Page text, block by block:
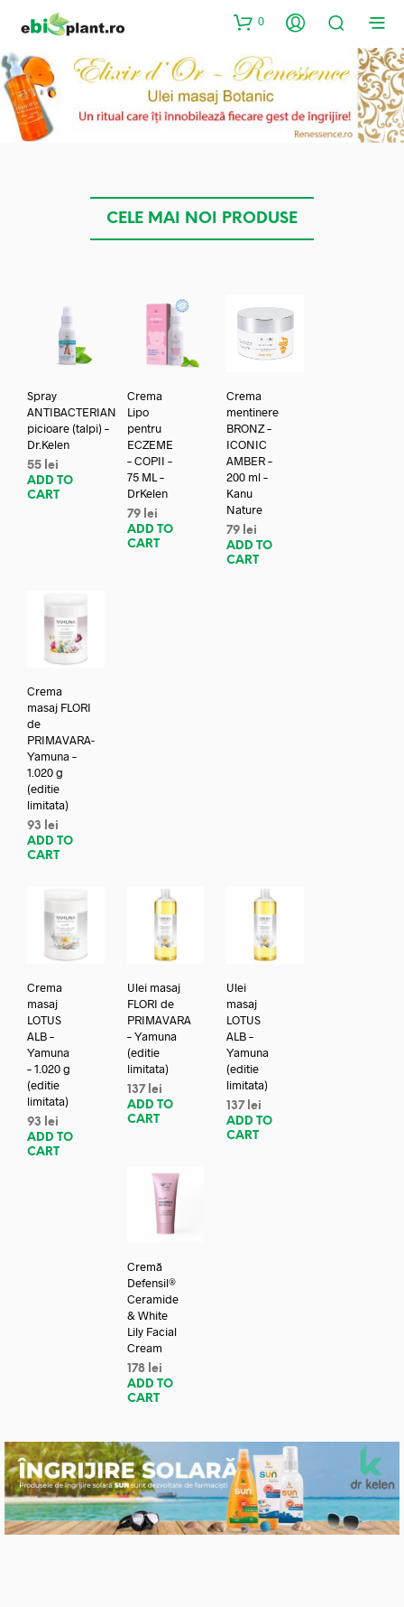
0
CELE MAI NOI PRODUSE
Spray
ANTIBACTERIAN
picioare (talpi) –
Dr.Kelen
55 lei
ADD TO
CART
Crema
Lipo
pentru
ECZEME
– COPII –
75 ML –
DrKelen
79 lei
ADD TO
CART
Crema
mentinere
BRONZ –
ICONIC
AMBER –
200 ml –
Kanu
Nature
79 lei
ADD TO
CART
Crema
masaj FLORI
de
PRIMAVARA-
Yamuna –
1.020 g
(editie
limitata)
93
lei
ADD TO
CART
Crema
masaj
LOTUS
ALB –
Yamuna
– 1.020 g
(editie
limitata)
93
lei
ADD TO
CART
Ulei masaj
FLORI de
PRIMAVARA
– Yamuna
(editie
limitata)
137 lei
ADD TO
CART
Ulei
masaj
LOTUS
ALB –
Yamuna
(editie
limitata)
137 lei
ADD TO
CART
Cremă
Defensil®
Ceramide
& White
Lily Facial
Cream
178 lei
ADD TO
CART